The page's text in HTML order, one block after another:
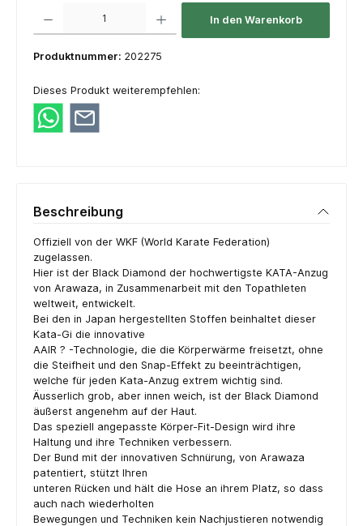
In den Warenkorb
Produktnummer: 202275
Dieses Produkt weiterempfehlen:
Beschreibung
Offiziell von der WKF (World Karate Federation)
zugelassen.
Hier ist der Black Diamond der hochwertigste KATA-Anzug
von Arawaza, in Zusammenarbeit mit den Topathleten
weltweit, entwickelt.
Bei den in Japan hergestellten Stoffen beinhaltet dieser
Kata-Gi die innovative
AAIR ? -Technologie, die die Körperwärme freisetzt, ohne
die Steifheit und den Snap-Effekt zu beeinträchtigen,
welche für jeden Kata-Anzug extrem wichtig sind.
Äusserlich grob, aber innen weich, ist der Black Diamond
äußerst angenehm auf der Haut.
Das speziell angepasste Körper-Fit-Design wird ihre
Haltung und ihre Techniken verbessern.
Der Bund mit der innovativen Schnürung, von Arawaza
patentiert, stützt Ihren
unteren Rücken und hält die Hose an ihrem Platz, so dass
auch nach wiederholten
Bewegungen und Techniken kein Nachjustieren notwendig